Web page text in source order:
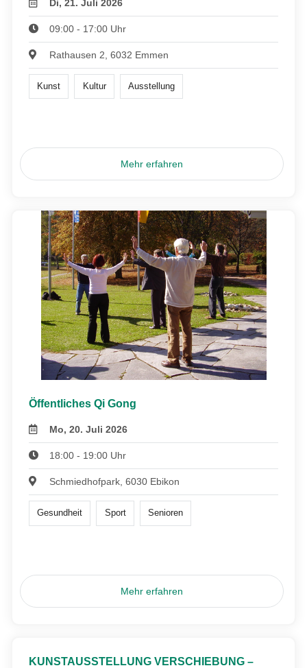
Di, 21. Juli 2026
09:00 - 17:00 Uhr
Rathausen 2, 6032 Emmen
Kunst Kultur Ausstellung
Mehr erfahren
Öffentliches Qi Gong
Mo, 20. Juli 2026
18:00 - 19:00 Uhr
Schmiedhofpark, 6030 Ebikon
Gesundheit Sport Senioren
Mehr erfahren
KUNSTAUSSTELLUNG VERSCHIEBUNG –